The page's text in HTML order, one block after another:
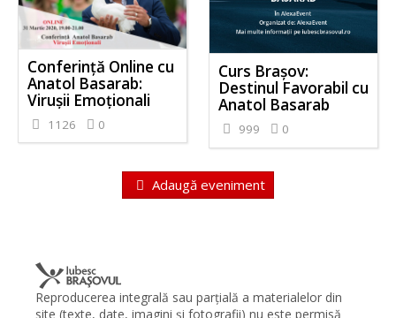
Curs Brașov:
Destinul Favorabil cu
Anatol Basarab
999 0
Conferință Online cu
Anatol Basarab:
Virușii Emoționali
1126 0
Adaugă eveniment
Reproducerea integrală sau parţială a materialelor din
site (texte, date, imagini şi fotografii) nu este permisă